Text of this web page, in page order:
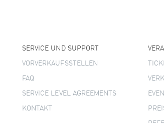
SERVICE UND SUPPORT
VORVERKAUFSSTELLEN
FAQ
SERVICE LEVEL AGREEMENTS
KONTAKT